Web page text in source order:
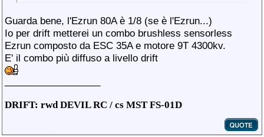
Guarda bene, l'Ezrun 80A è 1/8 (se è l'Ezrun...)
Io per drift metterei un combo brushless sensorless
Ezrun composto da ESC 35A e motore 9T 4300kv.
E' il combo più diffuso a livello drift
DRIFT: rwd DEVIL RC / cs MST FS-01D